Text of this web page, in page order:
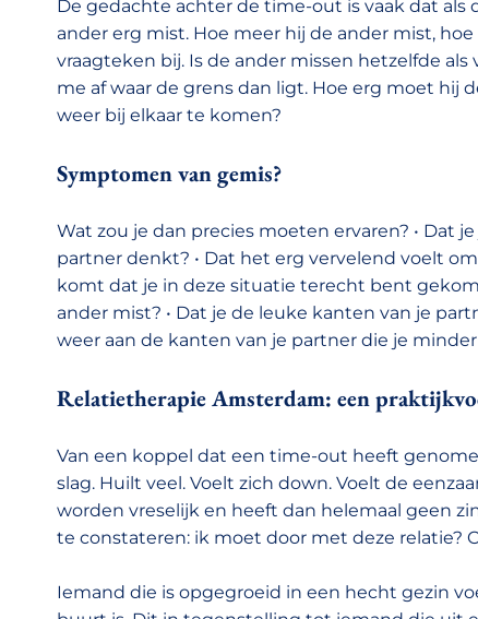
De gedachte achter de time-out is vaak dat als
ander erg mist. Hoe meer hij de ander mist,
vraagteken bij. Is de ander missen hetzelfde
me af waar de grens dan ligt. Hoe erg moet hij
weer bij elkaar te komen?
Symptomen van gemis?
Wat zou je dan precies moeten ervaren? • Dat
partner denkt? • Dat het erg vervelend voelt
komt dat je in deze situatie terecht bent
ander mist? • Dat je de leuke kanten van je
weer aan de kanten van je partner die je
Relatietherapie Amsterdam: een
Van een koppel dat een time-out heeft
slag. Huilt veel. Voelt zich down. Voelt de
worden vreselijk en heeft dan helemaal geen
te constateren: ik moet door met deze relatie?
Iemand die is opgegroeid in een hecht gezin